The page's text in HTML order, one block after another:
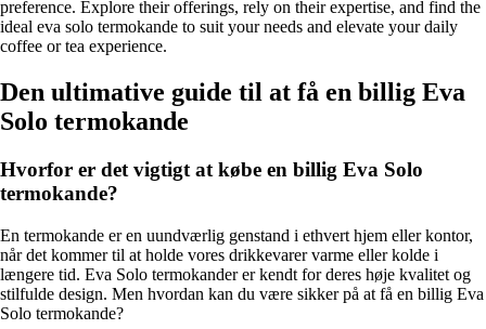
preference. Explore their offerings, rely on their expertise, and find the
ideal eva solo termokande to suit your needs and elevate your daily
coffee or tea experience.
Den ultimative guide til at få en billig Eva
Solo termokande
Hvorfor er det vigtigt at købe en billig Eva Solo
termokande?
En termokande er en uundværlig genstand i ethvert hjem eller kontor,
når det kommer til at holde vores drikkevarer varme eller kolde i
længere tid. Eva Solo termokander er kendt for deres høje kvalitet og
stilfulde design. Men hvordan kan du være sikker på at få en billig Eva
Solo termokande?